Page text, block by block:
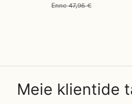
Vanlig pris_ee
Enne47,95 €
Meie klientide